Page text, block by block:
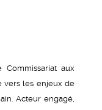
Commissariat aux
vers les enjeux de
Acteur engagé,